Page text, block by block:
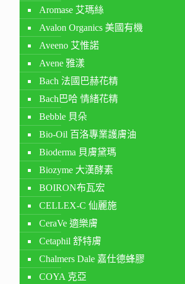
Aromase 艾瑪絲
Avalon Organics 美國有機
Aveeno 艾惟諾
Avene 雅漾
Bach 法國巴赫花精
Bach巴哈 情緒花精
Bebble 貝朵
Bio-Oil 百洛專業護膚油
Bioderma 貝膚黛瑪
Biozyme 大漢酵素
BOIRON布瓦宏
CELLEX-C 仙麗施
CeraVe 適樂膚
Cetaphil 舒特膚
Chalmers Dale 嘉仕德蜂膠
COYA 克亞